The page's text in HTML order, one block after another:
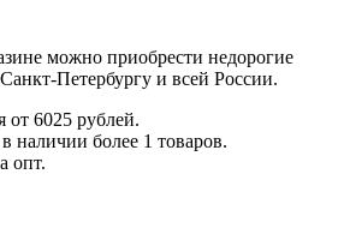
можно приобрести недорогие
Петербургу и всей России.
6025 рублей.
наличии более 1 товаров.
опт.